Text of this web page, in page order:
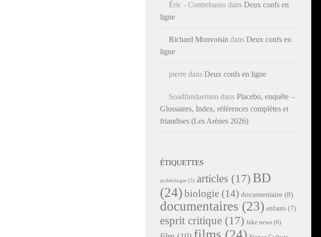
Éric - Contrebasso dans Deux confs en
ligne
Richard Monvoisin dans Deux confs en
ligne
pierre dans Deux confs en ligne
Soadfandaemon dans Placebo, enquête –
Glossaires, Index, références complètes et
friandises (Les Arènes 2026)
ÉTIQUETTES
archéologie (5) articles (17) BD
(24) biologie (14) documentaire (8)
documentaires (23) enfants (7)
esprit critique (17) fake news (6)